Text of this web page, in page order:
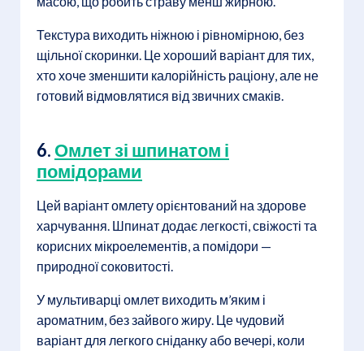
Текстура виходить ніжною і рівномірною, без
щільної скоринки. Це хороший варіант для тих,
хто хоче зменшити калорійність раціону, але не
готовий відмовлятися від звичних смаків.
6. Омлет зі шпинатом і
помідорами
Цей варіант омлету орієнтований на здорове
харчування. Шпинат додає легкості, свіжості та
корисних мікроелементів, а помідори —
природної соковитості.
У мультиварці омлет виходить м’яким і
ароматним, без зайвого жиру. Це чудовий
варіант для легкого сніданку або вечері, коли